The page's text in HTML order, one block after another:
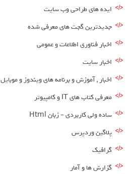
ایده های طراحی وب سایت
جدیدترین گجت های معرفی شده
اخبار فناوری اطلاعات و عمومی
اخبار سایت
اخبار , آموزش و برنامه های ویندوز و موبایل
معرفی کتاب های IT و کامپیوتر
ساده ولی کاربردی – زبان Html
پلاگین وردپرس
گرافیک
گزارش ها و آمار